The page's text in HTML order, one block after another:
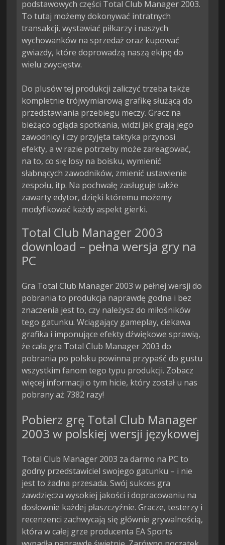
podstawowych części Total Club Manager 2003.
To tutaj możemy dokonywać intratnych
transakcji, wystawiać piłkarzy i naszych
wychowanków na sprzedaż oraz kupować
gwiazdy, które doprowadzą naszą ekipę do
wielu zwycięstw.
Do plusów tej produkcji zaliczyć trzeba także
kompletnie trójwymiarową grafikę służącą do
przedstawiania przebiegu meczy. Gracz na
bieżąco ogląda spotkania, widzi jak grają jego
zawodnicy i czy przyjęta taktyka przynosi
efekty, a w razie potrzeby może zareagować,
na to, co się losy na boisku, wymienić
słabnących zawodników, zmienić ustawienie
zespołu, itp. Na pochwałę zasługuje także
zawarty edytor, dzięki któremu możemy
modyfikować każdy aspekt gierki.
Total Club Manager 2003
download – pełna wersja gry na
PC
Gra Total Club Manager 2003 w pełnej wersji do
pobrania to produkcja naprawdę godna i bez
znaczenia jest to, czy należysz do miłośników
tego gatunku. Wciągający gameplay, ciekawa
grafika i imponujące efekty dźwiękowe sprawią,
że cała gra Total Club Manager 2003 do
pobrania po polsku powinna przypaść do gustu
wszystkim fanom tego typu produkcji. Zobacz
więcej informacji o tym hicie, który został u nas
pobrany aż 7382 razy!
Pobierz grę Total Club Manager
2003 w polskiej wersji językowej
Total Club Manager 2003 za darmo na PC to
godny przedstawiciel swojego gatunku – i nie
jest to żadna przesada. Swój sukces gra
zawdzięcza wysokiej jakości i dopracowaniu na
dosłownie każdej płaszczyźnie. Gracze, testerzy i
recenzenci zachwycają się głównie grywalnością,
która w całej grze producenta EA Sports